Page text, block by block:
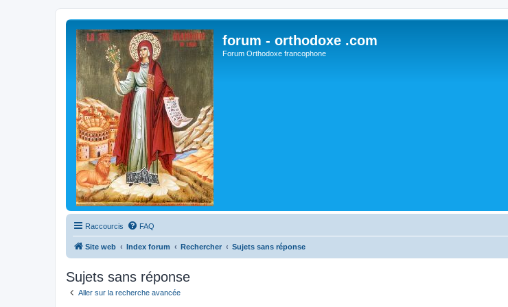
forum - orthodoxe .com
Forum Orthodoxe francophone
Raccourcis FAQ
Site web Index forum Rechercher Sujets sans réponse
Sujets sans réponse
Aller sur la recherche avancée